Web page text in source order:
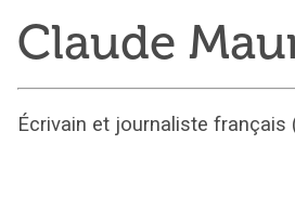
Claude
Écrivain et journaliste français